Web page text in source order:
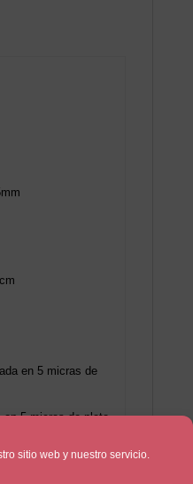
sitio web y nuestro servicio.
en 5 micras de
en 5 micras de plata